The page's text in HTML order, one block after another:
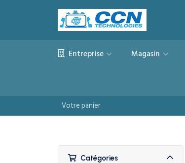
Entreprise Magasin
Votre panier
Catégories